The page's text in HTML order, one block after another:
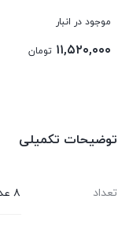
موجود در انبار
۱۱,۵۲۰,۰۰۰ تومان
توضیحات تکمیلی
تعداد ۸ عدد